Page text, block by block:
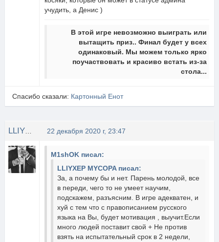
учудить, а Денис )
В этой игре невозможно выиграть или
вытащить приз.. Финал будет у всех
одинаковый. Мы можем только ярко
поучаствовать и красиво встать из-за
стола...
Спасибо сказали: Картонный Енот
22 декабря 2020 г, 23:47
M1shOK писал:
LLIYXEP MYCOPA писал:
За, а почему бы и нет. Парень молодой, все
в переди, чего то не умеет научим,
подскажем, разъясним. В игре адекватен, и
хуй с тем что с правописанием русского
языка на Вы, будет мотивация , выучит.Если
много людей поставит свой + Не против
взять на испытательный срок в 2 недели,